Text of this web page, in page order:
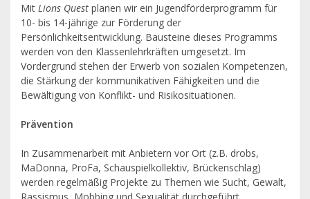
Mit Lions Quest planen wir ein Jugendförderprogramm für
10- bis 14-jährige zur Förderung der
Persönlichkeitsentwicklung. Bausteine dieses Programms
werden von den Klassenlehrkräften umgesetzt. Im
Vordergrund stehen der Erwerb von sozialen Kompetenzen,
die Stärkung der kommunikativen Fähigkeiten und die
Bewältigung von Konflikt- und Risikosituationen.
Prävention
In Zusammenarbeit mit Anbietern vor Ort (z.B. drobs,
MaDonna, ProFa, Schauspielkollektiv, Brückenschlag)
werden regelmäßig Projekte zu Themen wie Sucht, Gewalt,
Rassismus, Mobbing und Sexualität durchgeführt.